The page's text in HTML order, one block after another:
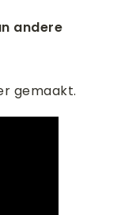
andere
gemaakt.